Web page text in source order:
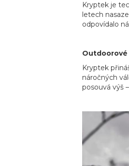
Kryptek je
letech
odpovídalo
Outdoorové
Kryptek
náročných
posouvá výš